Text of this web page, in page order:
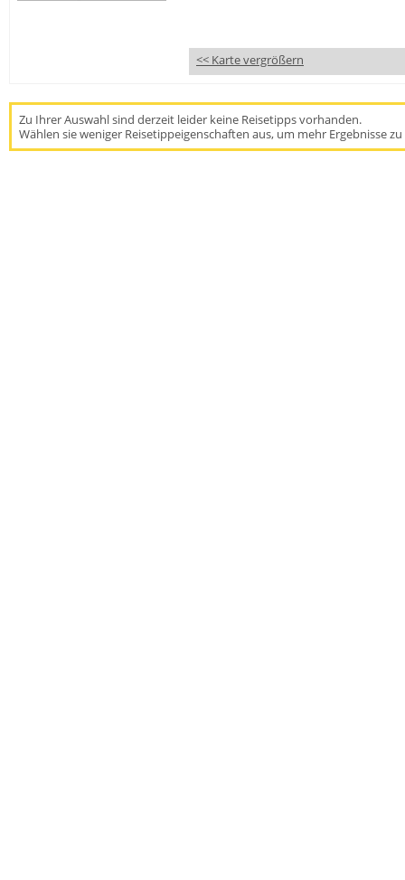
<< Karte vergrößern
Zu Ihrer Auswahl sind derzeit leider keine Reisetipps vorhanden.
Wählen sie weniger Reisetippeigenschaften aus, um mehr Ergebnisse